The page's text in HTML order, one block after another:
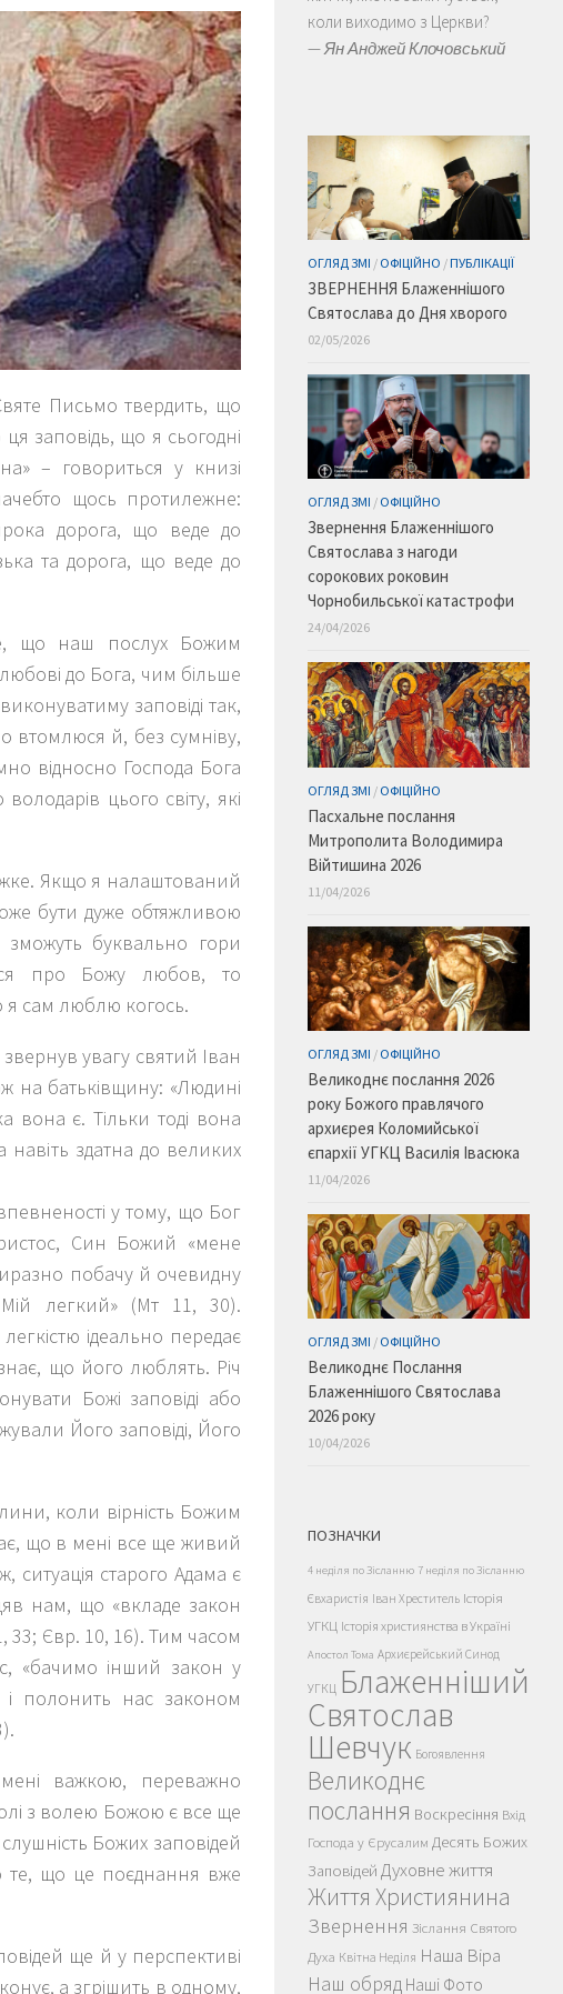
Письмо твердить, що
заповідь, що я сьогодні
– говориться у книзі
щось протилежне:
дорога, що веде до
та дорога, що веде до
що наш послух Божим
до Бога, чим більше
заповіді так,
втомлюся й, без сумніву,
відносно Господа Бога
цього світу, які
Якщо я налаштований
бути дуже обтяжливою
буквально гори
про Божу любов, то
я сам люблю когось.
звернув увагу святий Іван
на батьківщину: «Людині
вона є. Тільки тоді вона
здатна до великих
у тому, що Бог
Син Божий «мене
побачу й очевидну
легкий» (Мт 11, 30).
ідеально передає
що його люблять. Річ
Божі заповіді або
Його заповіді, Його
коли вірність Божим
що в мені все ще живий
старого Адама є
нам, що «вкладе закон
33; Євр. 10, 16). Тим часом
«бачимо інший закон у
полонить нас законом
важкою, переважно
з волею Божою є все ще
Божих заповідей
те, що це поєднання вже
ще й у перспективі
а згрішить в одному,
коли виходимо з Церкви?
—Ян Анджей Клочовський
ОГЛЯД ЗМІ / ОФІЦІЙНО /ПУБЛІКАЦІЇ
ЗВЕРНЕННЯ Блаженнішого
Святослава до Дня хворого
02/05/2026
ОГЛЯД ЗМІ / ОФІЦІЙНО
Звернення Блаженнішого
Святослава з нагоди
сорокових роковин
Чорнобильської катастрофи
24/04/2026
ОГЛЯД ЗМІ / ОФІЦІЙНО
Пасхальне послання
Митрополита Володимира
Війтишина 2026
11/04/2026
ОГЛЯД ЗМІ / ОФІЦІЙНО
Великоднє послання 2026
року Божого правлячого
архиєрея Коломийської
єпархії УГКЦ Василія Івасюка
11/04/2026
ОГЛЯД ЗМІ / ОФІЦІЙНО
Великоднє Послання
Блаженнішого Святослава
2026 року
10/04/2026
ПОЗНАЧКИ
4 неділя по Зісланню 7 неділя по Зісланню
Євхаристія Іван Хреститель Історія
УГКЦ Історія християнства в Україні
Апостол Тома Архиєрейський Синод
УГКЦ Блаженніший
Святослав
Шевчук Богоявлення
Великоднє
послання Воскресіння Вхід
Господа у Єрусалим Десять Божих
Заповідей Духовне життя
Життя Християнина
Звернення Зіслання Святого
Духа Квітна Неділя Наша Віра
Наш обряд Наші Фото